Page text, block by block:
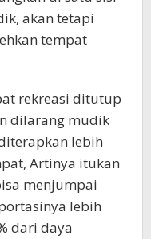
akan tetapi
tempat
rekreasi ditutup
dilarang mudik
lebih
Artinya itukan
menjumpai
lebih
dari daya